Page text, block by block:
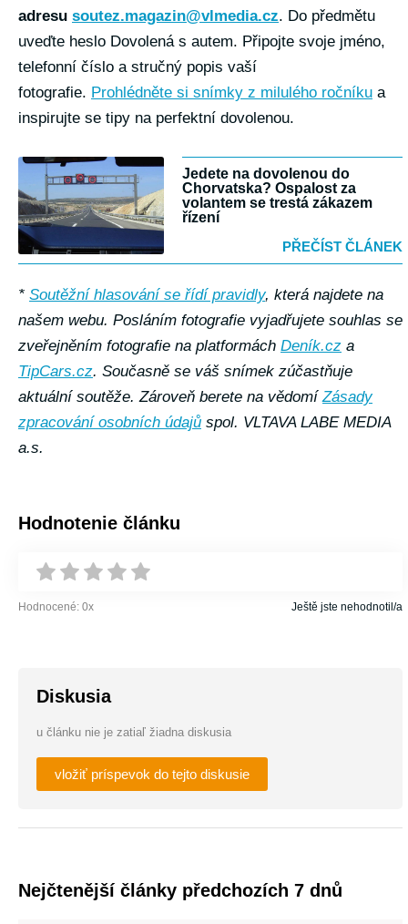
adresu soutez.magazin@vlmedia.cz. Do předmětu
uveďte heslo Dovolená s autem. Připojte svoje jméno,
telefonní číslo a stručný popis vaší
fotografie. Prohlédněte si snímky z milulého ročníku a
inspirujte se tipy na perfektní dovolenou.
Jedete na dovolenou do
Chorvatska? Ospalost za
volantem se trestá zákazem
řízení
PŘEČÍST ČLÁNEK
* Soutěžní hlasování se řídí pravidly, která najdete na
našem webu. Posláním fotografie vyjadřujete souhlas se
zveřejněním fotografie na platformách Deník.cz a
TipCars.cz. Současně se váš snímek zúčastňuje
aktuální soutěže.Zároveň berete na vědomíZásady
zpracování osobních údajů spol. VLTAVA LABE MEDIA
a.s.
Hodnotenie článku
Hodnocené: 0x Ještě jste nehodnotil/a
Diskusia
u článku nie je zatiaľ žiadna diskusia
vložiť príspevok do tejto diskusie
Nejčtenější články předchozích 7 dnů